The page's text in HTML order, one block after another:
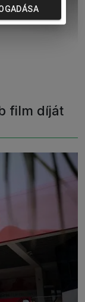
film díját